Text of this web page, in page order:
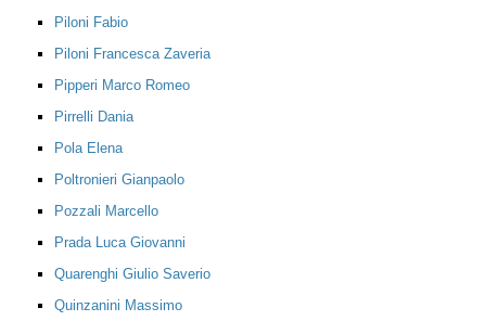
Piloni Fabio
Piloni Francesca Zaveria
Pipperi Marco Romeo
Pirrelli Dania
Pola Elena
Poltronieri Gianpaolo
Pozzali Marcello
Prada Luca Giovanni
Quarenghi Giulio Saverio
Quinzanini Massimo